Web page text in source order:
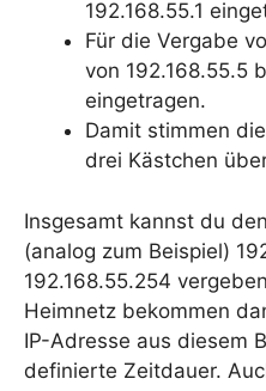
192.168.55.1
Für die Vergabe
von 192.168.55.5
eingetragen.
Damit stimmen
drei Kästchen
Insgesamt kannst du
(analog zum Beispiel)
192.168.55.254
Heimnetz bekommen
IP-Adresse aus diesem
definierte Zeitdauer.